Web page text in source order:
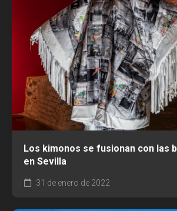
Los kimonos se fusionan con las
en Sevilla
31 de enero de 2022